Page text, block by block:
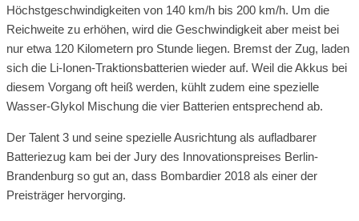
Höchstgeschwindigkeiten von 140 km/h bis 200 km/h. Um die
Reichweite zu erhöhen, wird die Geschwindigkeit aber meist bei
nur etwa 120 Kilometern pro Stunde liegen. Bremst der Zug, laden
sich die Li-Ionen-Traktionsbatterien wieder auf. Weil die Akkus bei
diesem Vorgang oft heiß werden, kühlt zudem eine spezielle
Wasser-Glykol Mischung die vier Batterien entsprechend ab.
Der Talent 3 und seine spezielle Ausrichtung als aufladbarer
Batteriezug kam bei der Jury des Innovationspreises Berlin-
Brandenburg so gut an, dass Bombardier 2018 als einer der
Preisträger hervorging.